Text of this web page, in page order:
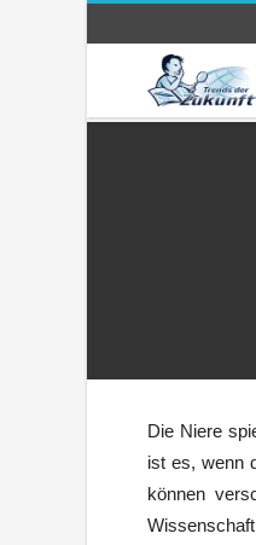
Die Niere
ist es, wenn
können